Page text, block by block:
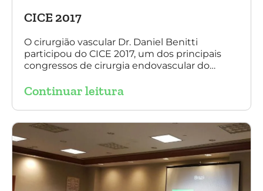
CICE 2017
O cirurgião vascular Dr. Daniel Benitti
participou do CICE 2017, um dos principais
congressos de cirurgia endovascular do
sobre a experiência brasileira no tratamento
multilayer. Mais de 200 pacientes operados
sem nenhum caso de paraplegia!
Continuar leitura